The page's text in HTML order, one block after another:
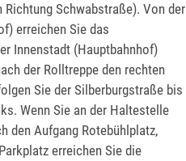
Schwabstraße). Von der
erreichen Sie das
Innenstadt (Hauptbahnhof)
der Rolltreppe den rechten
Sie der Silberburgstraße bis
Wenn Sie an der Haltestelle
den Aufgang Rotebühlplatz,
erreichen Sie die